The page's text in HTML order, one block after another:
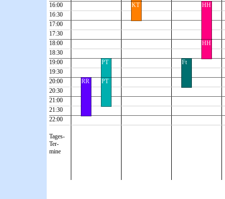
16:00
16:30
17:00
17:30
18:00
18:30
19:00
19:30
20:00
20:30
21:00
21:30
22:00
Tages-
Ter-
mine
PT
PT
RR
KT HH
HH
Ft